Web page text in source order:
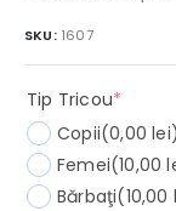
SKU: 1607
Tip Tricou*
Copii(0,00 lei)
Femei(10,00
Bărbaţi(10,00